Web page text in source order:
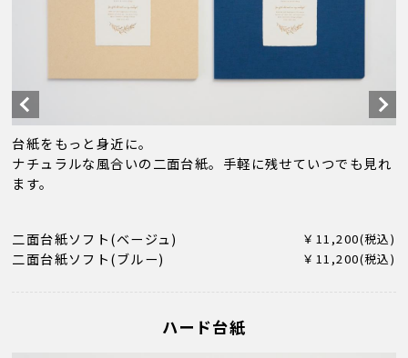
台紙をもっと身近に。
ナチュラルな風合いの二面台紙。手軽に残せていつでも見れ
ます。
二面台紙ソフト(ベージュ) ￥11,200(税込)
二面台紙ソフト(ブルー) ￥11,200(税込)
ハード台紙